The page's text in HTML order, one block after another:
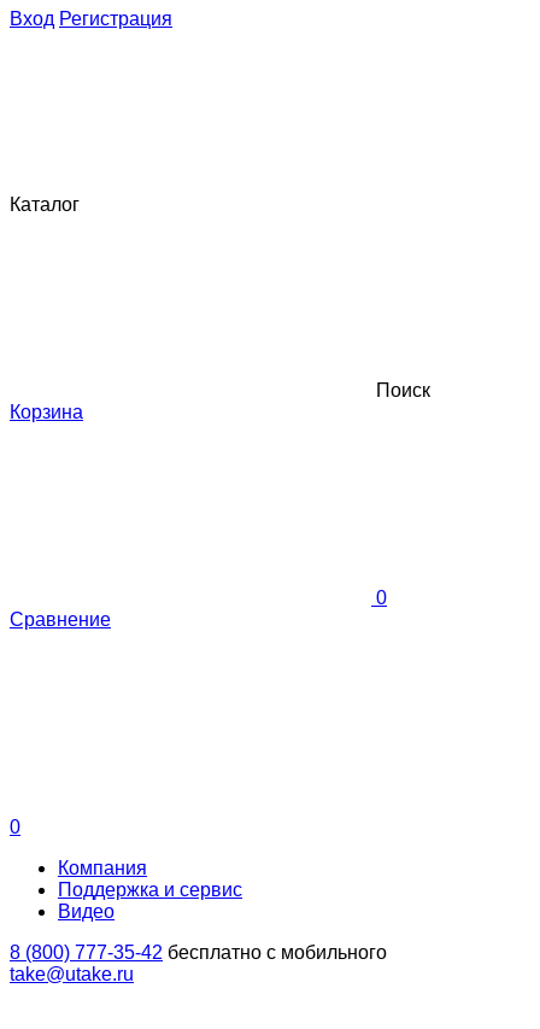
Вход Регистрация
Каталог
Поиск
Корзина
0
Сравнение
0
Компания
Поддержка и сервис
Видео
8 (800) 777-35-42 бесплатно с мобильного
take@utake.ru